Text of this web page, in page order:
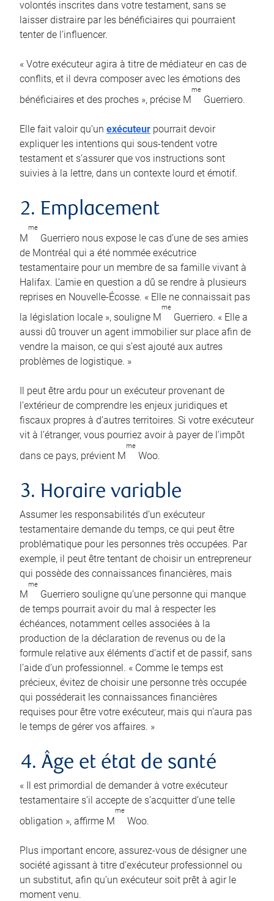
volontés inscrites dans votre testament, sans se
laisser distraire par les bénéficiaires qui pourraient
tenter de l’influencer.
« Votre exécuteur agira à titre de médiateur en cas de
conflits, et il devra composer avec les émotions des
bénéficiaires et des proches », précise M
me
Guerriero.
Elle fait valoir qu’un exécuteur pourrait devoir
expliquer les intentions qui sous-tendent votre
testament et s’assurer que vos instructions sont
suivies à la lettre, dans un contexte lourd et émotif.
2. Emplacement
M
me
Guerriero nous expose le cas d’une de ses amies
de Montréal qui a été nommée exécutrice
testamentaire pour un membre de sa famille vivant à
Halifax. L’amie en question a dû se rendre à plusieurs
reprises en Nouvelle-Écosse. « Elle ne connaissait pas
la législation locale », souligne M
me
Guerriero. « Elle a
aussi dû trouver un agent immobilier sur place afin de
vendre la maison, ce qui s’est ajouté aux autres
problèmes de logistique. »
Il peut être ardu pour un exécuteur provenant de
l’extérieur de comprendre les enjeux juridiques et
fiscaux propres à d’autres territoires. Si votre exécuteur
vit à l’étranger, vous pourriez avoir à payer de l’impôt
dans ce pays, prévient M
me
Woo.
3. Horaire variable
Assumer les responsabilités d’un exécuteur
testamentaire demande du temps, ce qui peut être
problématique pour les personnes très occupées. Par
exemple, il peut être tentant de choisir un entrepreneur
qui possède des connaissances financières, mais
M
me
Guerriero souligne qu’une personne qui manque
de temps pourrait avoir du mal à respecter les
échéances, notamment celles associées à la
production de la déclaration de revenus ou de la
formule relative aux éléments d’actif et de passif, sans
l’aide d’un professionnel. « Comme le temps est
précieux, évitez de choisir une personne très occupée
qui posséderait les connaissances financières
requises pour être votre exécuteur, mais qui n’aura pas
le temps de gérer vos affaires. »
4. Âge et état de santé
« Il est primordial de demander à votre exécuteur
testamentaire s’il accepte de s’acquitter d’une telle
obligation », affirme M
me
Woo.
Plus important encore, assurez-vous de désigner une
société agissant à titre d’exécuteur professionnel ou
un substitut, afin qu’un exécuteur soit prêt à agir le
moment venu.